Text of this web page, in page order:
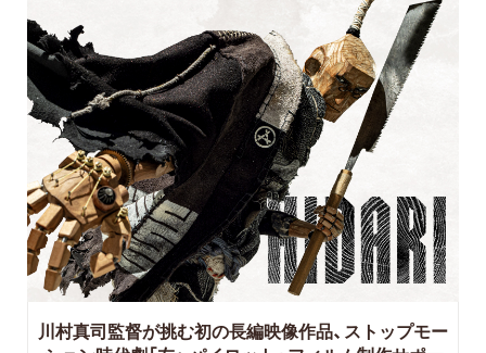
川村真司監督が挑む初の長編映像作品、ストップモー